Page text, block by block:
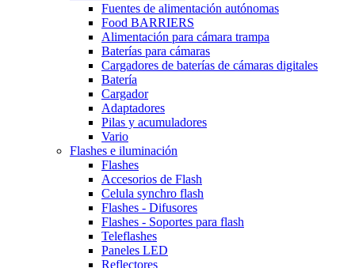
Fuentes de alimentación autónomas
Food BARRIERS
Alimentación para cámara trampa
Baterías para cámaras
Cargadores de baterías de cámaras digitales
Batería
Cargador
Adaptadores
Pilas y acumuladores
Vario
Flashes e iluminación
Flashes
Accesorios de Flash
Celula synchro flash
Flashes - Difusores
Flashes - Soportes para flash
Teleflashes
Paneles LED
Reflectores